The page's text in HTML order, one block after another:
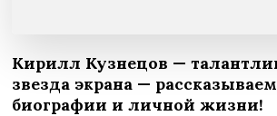
Кирилл Кузнецов —
звезда экрана —
биографии и личной жизни!